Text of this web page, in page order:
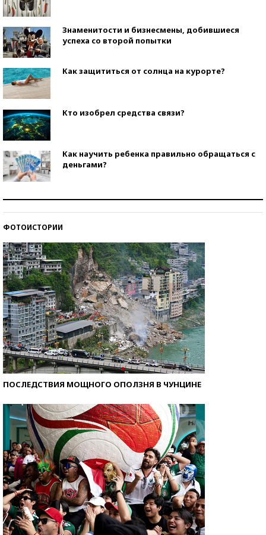
Знаменитости и бизнесмены, добившиеся
успеха со второй попытки
Как защититься от солнца на курорте?
Кто изобрел средства связи?
Как научить ребенка правильно обращаться с
деньгами?
ФОТОИСТОРИИ
ПОСЛЕДСТВИЯ МОЩНОГО ОПОЛЗНЯ В ЧУНЦИНЕ